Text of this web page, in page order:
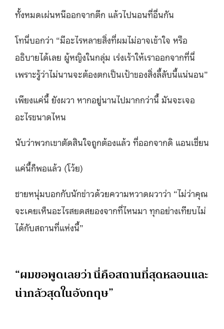
ทั้งหมดเผ่นหนีออกจากตึก แล้วไปนอนที่อื่นกัน
โทนี่บอกว่า “มีอะไรหลายสิ่งที่ผมไม่อาจเข้าใจ หรือ
อธิบายได้เลย ผู้หญิงในกลุ่ม เร่งเร้าให้เราออกจากที่นี่
เพราะรู้ว่าไม่นานจะต้องตกเป็นเป้าของสิ่งลี้ลับนี้แน่นอน”
เพียงแค่นี้ ยังผวา หากอยู่นานไปมากกว่านี้ มันจะเจอ
อะไรขนาดไหน
นับว่าพวกเขาตัดสินใจถูกต้องแล้ว ที่ออกจากดิ แอนเชี่ยน
แค่นี้ก็พอแล้ว (โว้ย)
ชายหนุ่มบอกกับนักข่าวด้วยความหวาดผวาว่า “ไม่ว่าคุณ
จะเคยเห็นอะไรสยดสยองจากที่ไหนมา ทุกอย่างเทียบไม่
ได้กับสถานที่แห่งนี้”
“ผมขอพูดเลยว่า นี่คือสถานที่สุดหลอนและ
น่ากลัวสุดในอังกฤษ”